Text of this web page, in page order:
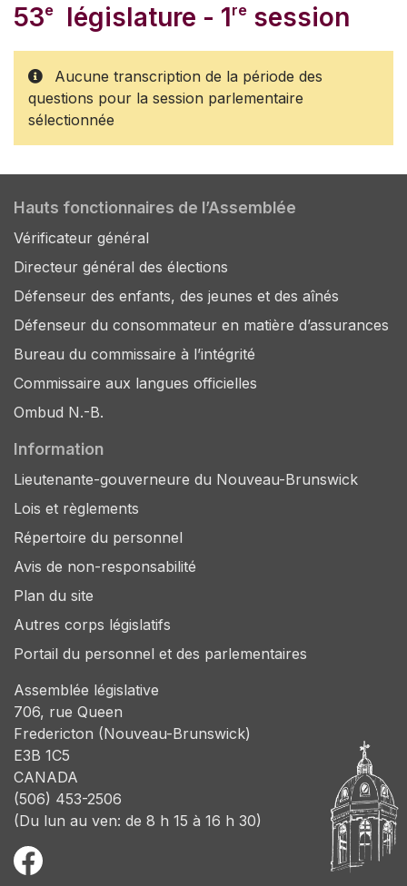
53e législature - 1re session
Aucune transcription de la période des
questions pour la session parlementaire
sélectionnée
Hauts fonctionnaires de l’Assemblée
Vérificateur général
Directeur général des élections
Défenseur des enfants, des jeunes et des aînés
Défenseur du consommateur en matière d’assurances
Bureau du commissaire à l’intégrité
Commissaire aux langues officielles
Ombud N.-B.
Information
Lieutenante-gouverneure du Nouveau-Brunswick
Lois et règlements
Répertoire du personnel
Avis de non-responsabilité
Plan du site
Autres corps législatifs
Portail du personnel et des parlementaires
Assemblée législative
706, rue Queen
Fredericton (Nouveau-Brunswick)
E3B 1C5
CANADA
(506) 453-2506
(Du lun au ven: de 8 h 15 à 16 h 30)